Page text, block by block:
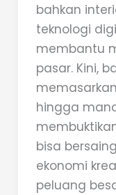
bahkan
teknologi
membantu
pasar. Kini,
hingga
bisa
ekonomi
peluang